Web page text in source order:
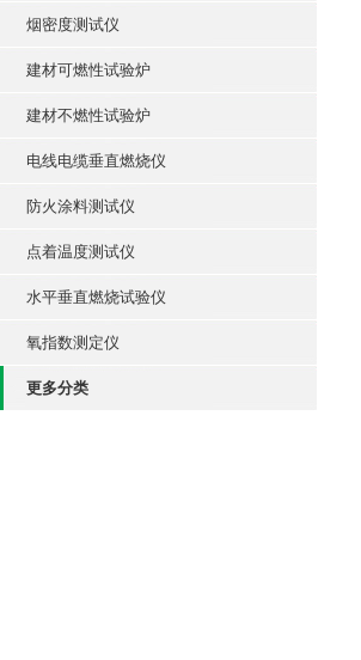
烟密度测试仪
建材可燃性试验炉
建材不燃性试验炉
电线电缆垂直燃烧仪
防火涂料测试仪
点着温度测试仪
水平垂直燃烧试验仪
氧指数测定仪
更多分类